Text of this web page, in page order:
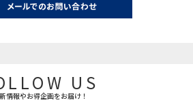
US
情報やお得企画をお届け！